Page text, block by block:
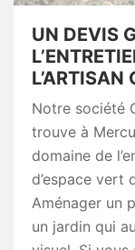
UN DEVIS
L’ARTISAN
Notre société
trouve à
domaine de
d’espace vert
Aménager un
un jardin qui